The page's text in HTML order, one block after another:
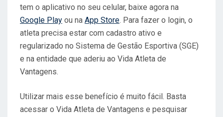
tem o aplicativo no seu celular, baixe agora na
Google Play ou na App Store. Para fazer o login, o
atleta precisa estar com cadastro ativo e
regularizado no Sistema de Gestão Esportiva (SGE)
e na entidade que aderiu ao Vida Atleta de
Vantagens.
Utilizar mais esse benefício é muito fácil. Basta
acessar o Vida Atleta de Vantagens e pesquisar